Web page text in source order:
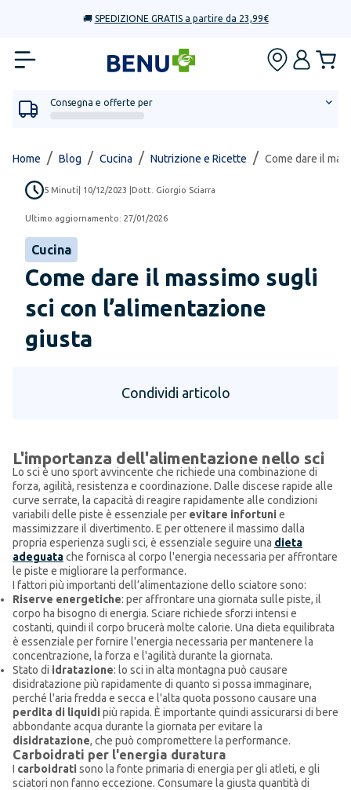
🚚 SPEDIZIONE GRATIS a partire da 23,99€
Consegna e offerte per
Home / Blog / Cucina / Nutrizione e Ricette / Come dare il
5 Minuti 10/12/2023 Dott. Giorgio Sciarra
Ultimo aggiornamento: 27/01/2026
Cucina
Come dare il massimo sugli
sci con l’alimentazione
giusta
Condividi articolo
L'importanza dell'alimentazione nello sci
Lo sci è uno sport avvincente che richiede una combinazione di
forza, agilità, resistenza e coordinazione. Dalle discese rapide alle
curve serrate, la capacità di reagire rapidamente alle condizioni
variabili delle piste è essenziale per evitare infortuni e
massimizzare il divertimento. E per ottenere il massimo dalla
propria esperienza sugli sci, è essenziale seguire una dieta
adeguatache fornisca al corpo l'energia necessaria per affrontare
le piste e migliorare la performance.
I fattori più importanti dell’alimentazione dello sciatore sono:
Riserve energetiche: per affrontare una giornata sulle piste, il
corpo ha bisogno di energia. Sciare richiede sforzi intensi e
costanti, quindi il corpo brucerà molte calorie. Una dieta equilibrata
è essenziale per fornire l'energia necessaria per mantenere la
concentrazione, la forza e l'agilità durante la giornata.
Stato di idratazione: lo sci in alta montagna può causare
disidratazione più rapidamente di quanto si possa immaginare,
perché l'aria fredda e secca e l'alta quota possono causare una
perdita di liquidi più rapida. È importante quindi assicurarsi di bere
abbondante acqua durante la giornata per evitare la
disidratazione, che può compromettere la performance.
Carboidrati per l'energia duratura
I carboidrati sono la fonte primaria di energia per gli atleti, e gli
sciatori non fanno eccezione. Consumare la giusta quantità di